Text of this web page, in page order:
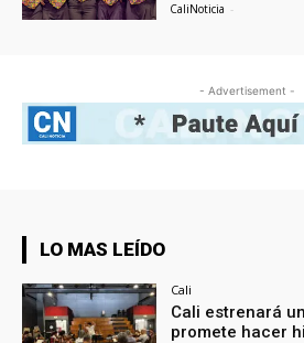
CaliNoticia -
- Advertisement -
LO MAS LEÍDO
Cali
Cali estrenará
promete hacer